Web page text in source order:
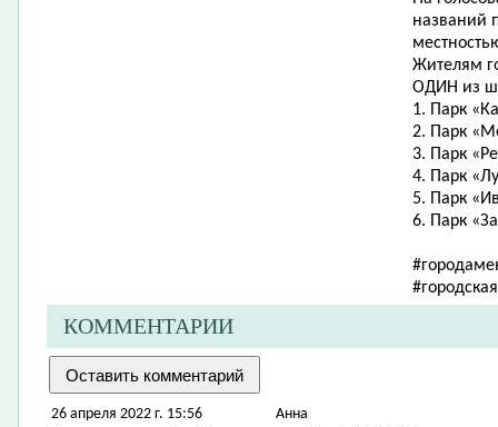
названий
Жителям
ОДИН из
1. Парк
2. Парк
3. Парк
4. Парк
5. Парк
6. Парк
КОММЕНТАРИИ
26 апреля 2022 г. 15:56
Анна